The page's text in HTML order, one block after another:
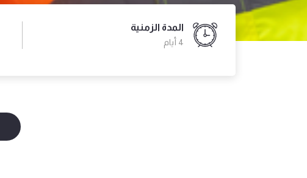
المدة الزمنية
4 أيام